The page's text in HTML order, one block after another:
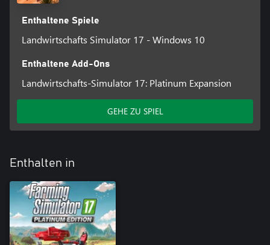
Enthaltene Spiele
Landwirtschafts Simulator 17 - Windows 10
Enthaltene Add-Ons
Landwirtschafts-Simulator 17: Platinum Expansion
GEHE ZU SPIEL
Enthalten in